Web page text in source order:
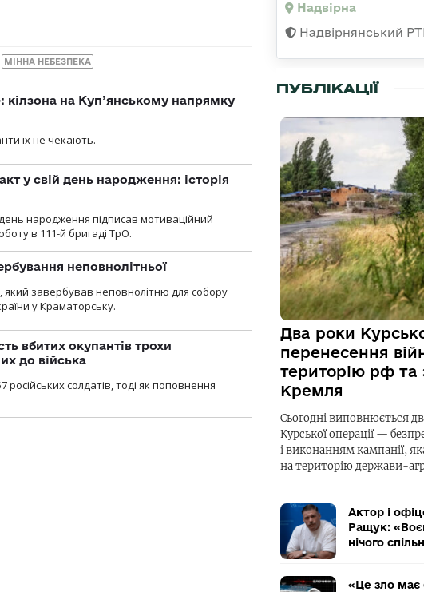
МІННА НЕБЕЗПЕКА
кілзона на Куп’янському напрямку
їх не чекають.
у свій день народження: історія
день народження підписав мотиваційний
в 111-й бригаді ТрО.
неповнолітньої
який завербував неповнолітню для собору
у Краматорську.
вбитих окупантів трохи
до війська
солдатів, тоді як поповнення
Надвірна
Надвірнянський
ПУБЛІКАЦІЇ
Два роки
перенесення
територію рф та
Кремля
Сьогодні виповнюється
Курської операції —
і виконанням кампанії,
на територію держави-
Актор і
Ращук:
нічого
«Це зло